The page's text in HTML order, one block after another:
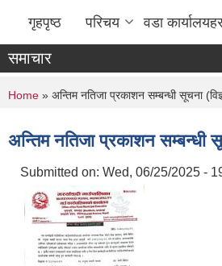
गृहपृष्ठ परिचय वडा
समाचार
You are here
Home » अन्तिम नतिजा प्रकाशन सम्बन्धी सूचना
अन्तिम नतिजा प्रकाशन
Submitted on: Wed, 06/25/2025 -